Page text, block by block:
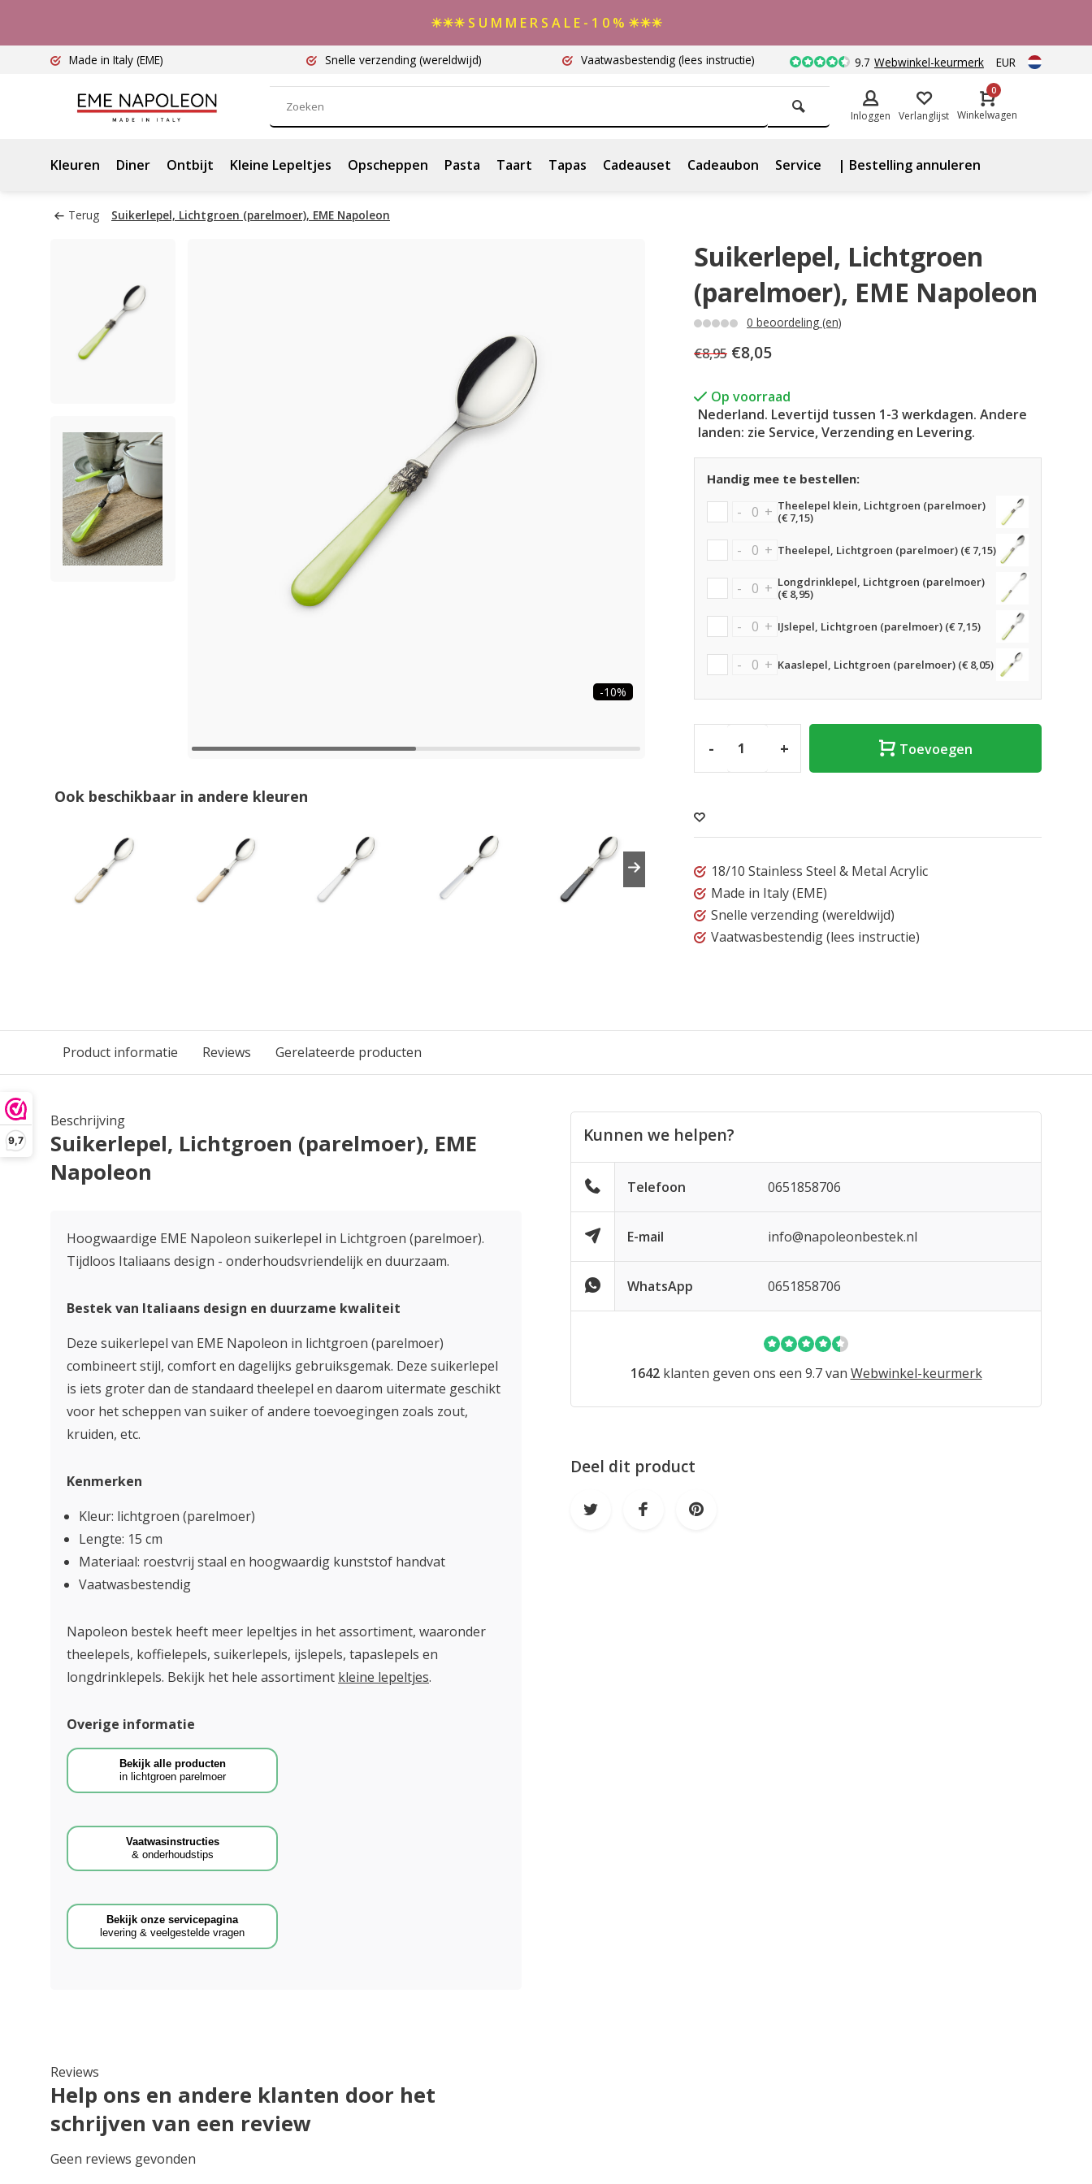
9,7
☀☀☀ S U M M E R S A L E - 1 0 % ☀☀☀
Made in Italy (EME) Snelle verzending (wereldwijd) Vaatwasbestendig (lees instructie) 9.7 Webwinkel-keurmerk EUR
Inloggen Verlanglijst
0
Winkelwagen
Kleuren Diner Ontbijt Kleine Lepeltjes Opscheppen Pasta Taart Tapas Cadeauset Cadeaubon Service | Bestelling annuleren
Terug Suikerlepel, Lichtgroen (parelmoer), EME Napoleon
-10%
Ook beschikbaar in andere kleuren
Suikerlepel, Lichtgroen
(parelmoer), EME Napoleon
0 beoordeling (en)
€8,95 €8,05
Op voorraad
Nederland. Levertijd tussen 1-3 werkdagen. Andere
landen: zie Service, Verzending en Levering.
Handig mee te bestellen:
- + Theelepel klein, Lichtgroen (parelmoer)
(€ 7,15)
- + Theelepel, Lichtgroen (parelmoer) (€ 7,15)
- + Longdrinklepel, Lichtgroen (parelmoer)
(€ 8,95)
- + IJslepel, Lichtgroen (parelmoer) (€ 7,15)
- + Kaaslepel, Lichtgroen (parelmoer) (€ 8,05)
- + Toevoegen
18/10 Stainless Steel & Metal Acrylic
Made in Italy(EME)
Snelle verzending(wereldwijd)
Vaatwasbestendig(lees instructie)
Product informatie Reviews Gerelateerde producten
Beschrijving
Suikerlepel, Lichtgroen (parelmoer), EME
Napoleon
Hoogwaardige EME Napoleon suikerlepel in Lichtgroen (parelmoer).
Tijdloos Italiaans design - onderhoudsvriendelijk en duurzaam.
Bestek van Italiaans design en duurzame kwaliteit
Deze suikerlepel van EME Napoleon in lichtgroen (parelmoer)
combineert stijl, comfort en dagelijks gebruiksgemak. Deze suikerlepel
is iets groter dan de standaard theelepel en daarom uitermate geschikt
voor het scheppen van suiker of andere toevoegingen zoals zout,
kruiden, etc.
Kenmerken
Kleur: lichtgroen (parelmoer)
Lengte: 15 cm
Materiaal: roestvrij staal en hoogwaardig kunststof handvat
Vaatwasbestendig
Napoleon bestek heeft meer lepeltjes in het assortiment, waaronder
theelepels, koffielepels, suikerlepels, ijslepels, tapaslepels en
longdrinklepels. Bekijk het hele assortiment kleine lepeltjes.
Overige informatie
Bekijk alle producten
in lichtgroen parelmoer
Vaatwasinstructies
& onderhoudstips
Bekijk onze servicepagina
levering & veelgestelde vragen
Kunnen we helpen?
Telefoon 0651858706
E-mail info@napoleonbestek.nl
WhatsApp 0651858706
1642klanten geven ons een 9.7 van Webwinkel-keurmerk
Deel dit product
Reviews
Help ons en andere klanten door het
schrijven van een review
Geen reviews gevonden